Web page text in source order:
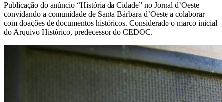
Publicação do anúncio “História da Cidade” no Jornal d’Oeste
convidando a comunidade de Santa Bárbara d’Oeste a colaborar
com doações de documentos históricos. Considerado o marco inicial
do Arquivo Histórico, predecessor do CEDOC.